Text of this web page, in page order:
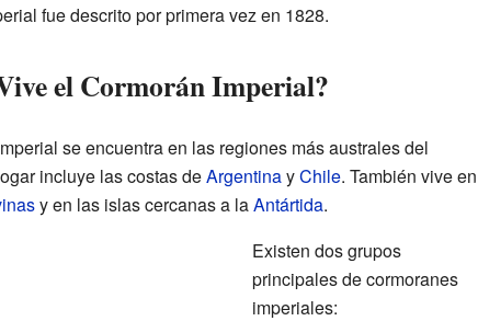
fue descrito por primera vez en 1828.
el Cormorán Imperial?
se encuentra en las regiones más australes del
incluye las costas deArgentinayChile. También vive en
y en las islas cercanas a laAntártida.
Existen dos grupos
principales de cormoranes
imperiales: